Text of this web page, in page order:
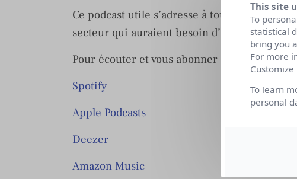
Ce podcast utile s’adresse à tous les
secteur qui auraient besoin d’une synthèse
Pour écouter et vous abonner sur les
Spotify
Apple Podcasts
Deezer
Amazon Music
This site
To
statistical
bring you
For more
To learn
personal